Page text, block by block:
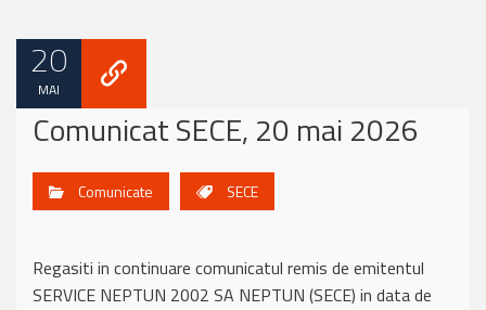
20
MAI
Comunicat SECE, 20 mai 2026
Comunicate SECE
Regasiti in continuare comunicatul remis de emitentul
SERVICE NEPTUN 2002 SA NEPTUN (SECE) in data de